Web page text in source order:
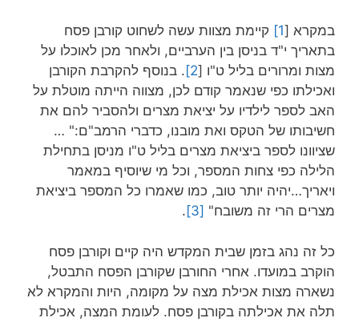
במקרא [1]
קיימת מצוות עשה לשחוט קורבן פסח
בתאריך י"ד בניסן בין הערביים, ולאחר מכן לאוכלו על
מצות ומרורים בליל ט"ו [2] . בנוסף להקרבת הקורבן
ואכילתו כפי שנאמר קודם לכן, מצווה הייתה מוטלת על
האב לספר לילדיו על יציאת מצרים ולהסביר להם את
חשיבותו של הטקס ואת מובנו, כדברי הרמב"ם:" …
שציוונו לספר ביציאת מצרים בליל ט"ו מניסן בתחילת
הלילה כפי צחות המספר, וכל מי שיוסיף במאמר
ויאריך…יהיה יותר טוב, כמו שאמרו כל המספר ביציאת
מצרים הרי זה משובח" [3]
.
כל זה נהג בזמן שבית המקדש היה קיים וקורבן פסח
הוקרב במועדו. אחרי החורבן שקורבן הפסח התבטל,
נשארה מצות אכילת מצה על מקומה, היות והמקרא לא
תלה את אכילתה בקורבן פסח. לעומת המצה, אכילת